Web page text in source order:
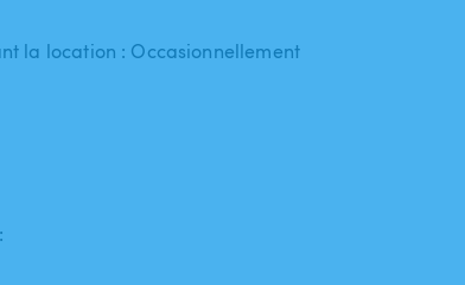
la location : Occasionnellement